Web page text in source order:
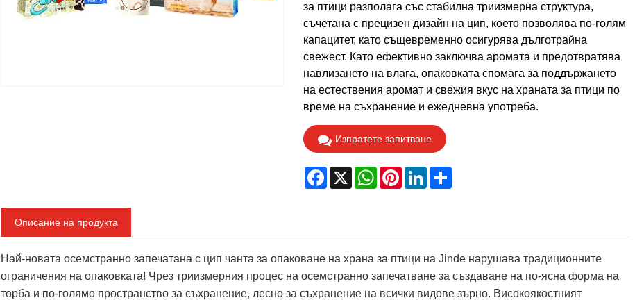
за птици разполага със стабилна триизмерна структура,
съчетана с прецизен дизайн на цип, което позволява по-голям
капацитет, като същевременно осигурява дълготрайна
свежест. Като ефективно заключва аромата и предотвратява
навлизането на влага, опаковката спомага за поддържането
на естествения аромат и свежия вкус на храната за птици по
време на съхранение и ежедневна употреба.
Изпратете запитване
Facebook WhatsAppPinterestLinkedIn
Описание на продукта
Най-новата осемстранно запечатана с цип чанта за опаковане на храна за птици на Jinde нарушава традиционните
ограничения на опаковката! Чрез триизмерния процес на осемстранно запечатване за създаване на по-ясна форма на
торба и по-голямо пространство за съхранение, лесно за съхранение на всички видове зърно. Високоякостният